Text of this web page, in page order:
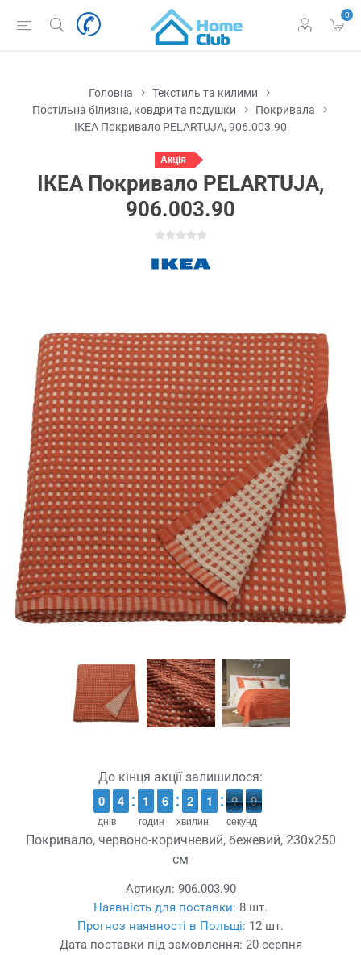
0
Головна
Текстиль та килими
Постільна білизна, ковдри та подушки
Покривала
ІКЕА Покривало PELARTUJA, 906.003.90
Акція
ІКЕА Покривало PELARTUJA,
906.003.90
До кінця акції залишилося:
днів
9
9
0
0 3
3
4
4
годин
1
1
1
1 5
5
6
6
хвилин
1
1
2
2 1
1
1
1
секунд
1
0
0 9
8
8
Покривало, червоно-коричневий, бежевий, 230x250
см
Артикул: 906.003.90
Наявність для поставки: 8 шт.
Прогноз наявності в Польщі: 12 шт.
Дата поставки під замовлення: 20 серпня